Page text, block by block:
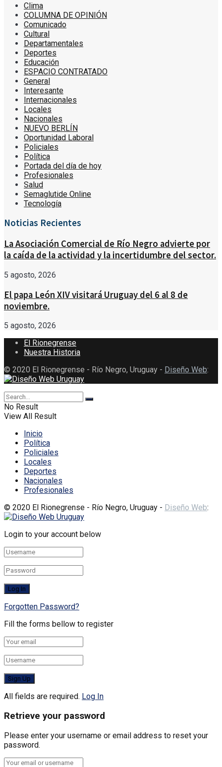
Clima
COLUMNA DE OPINIÓN
Comunicado
Cultural
Departamentales
Deportes
Educación
ESPACIO CONTRATADO
General
Interesante
Internacionales
Locales
Nacionales
NUEVO BERLÍN
Oportunidad Laboral
Policiales
Política
Portada del día de hoy
Profesionales
Salud
Semaglutide Online
Tecnología
Noticias Recientes
La Asociación Comercial de Río Negro advierte por
la caída de la actividad y la incertidumbre del sector.
5 agosto, 2026
El papa León XIV visitará Uruguay del 6 al 8 de
noviembre.
5 agosto, 2026
El Rionegrense
Nuestra Historia
© 2020 El Rionegrense - Río Negro, Uruguay - Diseño Web:
No Result
View All Result
Inicio
Política
Policiales
Locales
Deportes
Nacionales
Profesionales
© 2020 El Rionegrense - Río Negro, Uruguay - Diseño Web:
Login to your account below
Forgotten Password?
Fill the forms bellow to register
All fields are required. Log In
Retrieve your password
Please enter your username or email address to reset your
password.